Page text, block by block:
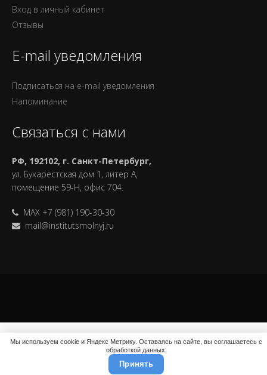
Вход в личный кабинет
Отзывы
E-mail уведомления
Подписаться на e-mail уведомления
Напоминание
Связаться с нами
РФ, 192102, г. Санкт-Петербург,
ул. Бухарестская дом 1, литер А,
помещение 59-Н, офис 704.
MAX +7 (981) 190-30-30
mail@institutsmolnyj.ru
Мы используем cookie и Яндекс Метрику. Оставаясь на сайте, вы соглашаетесь с
обработкой данных.
Принять